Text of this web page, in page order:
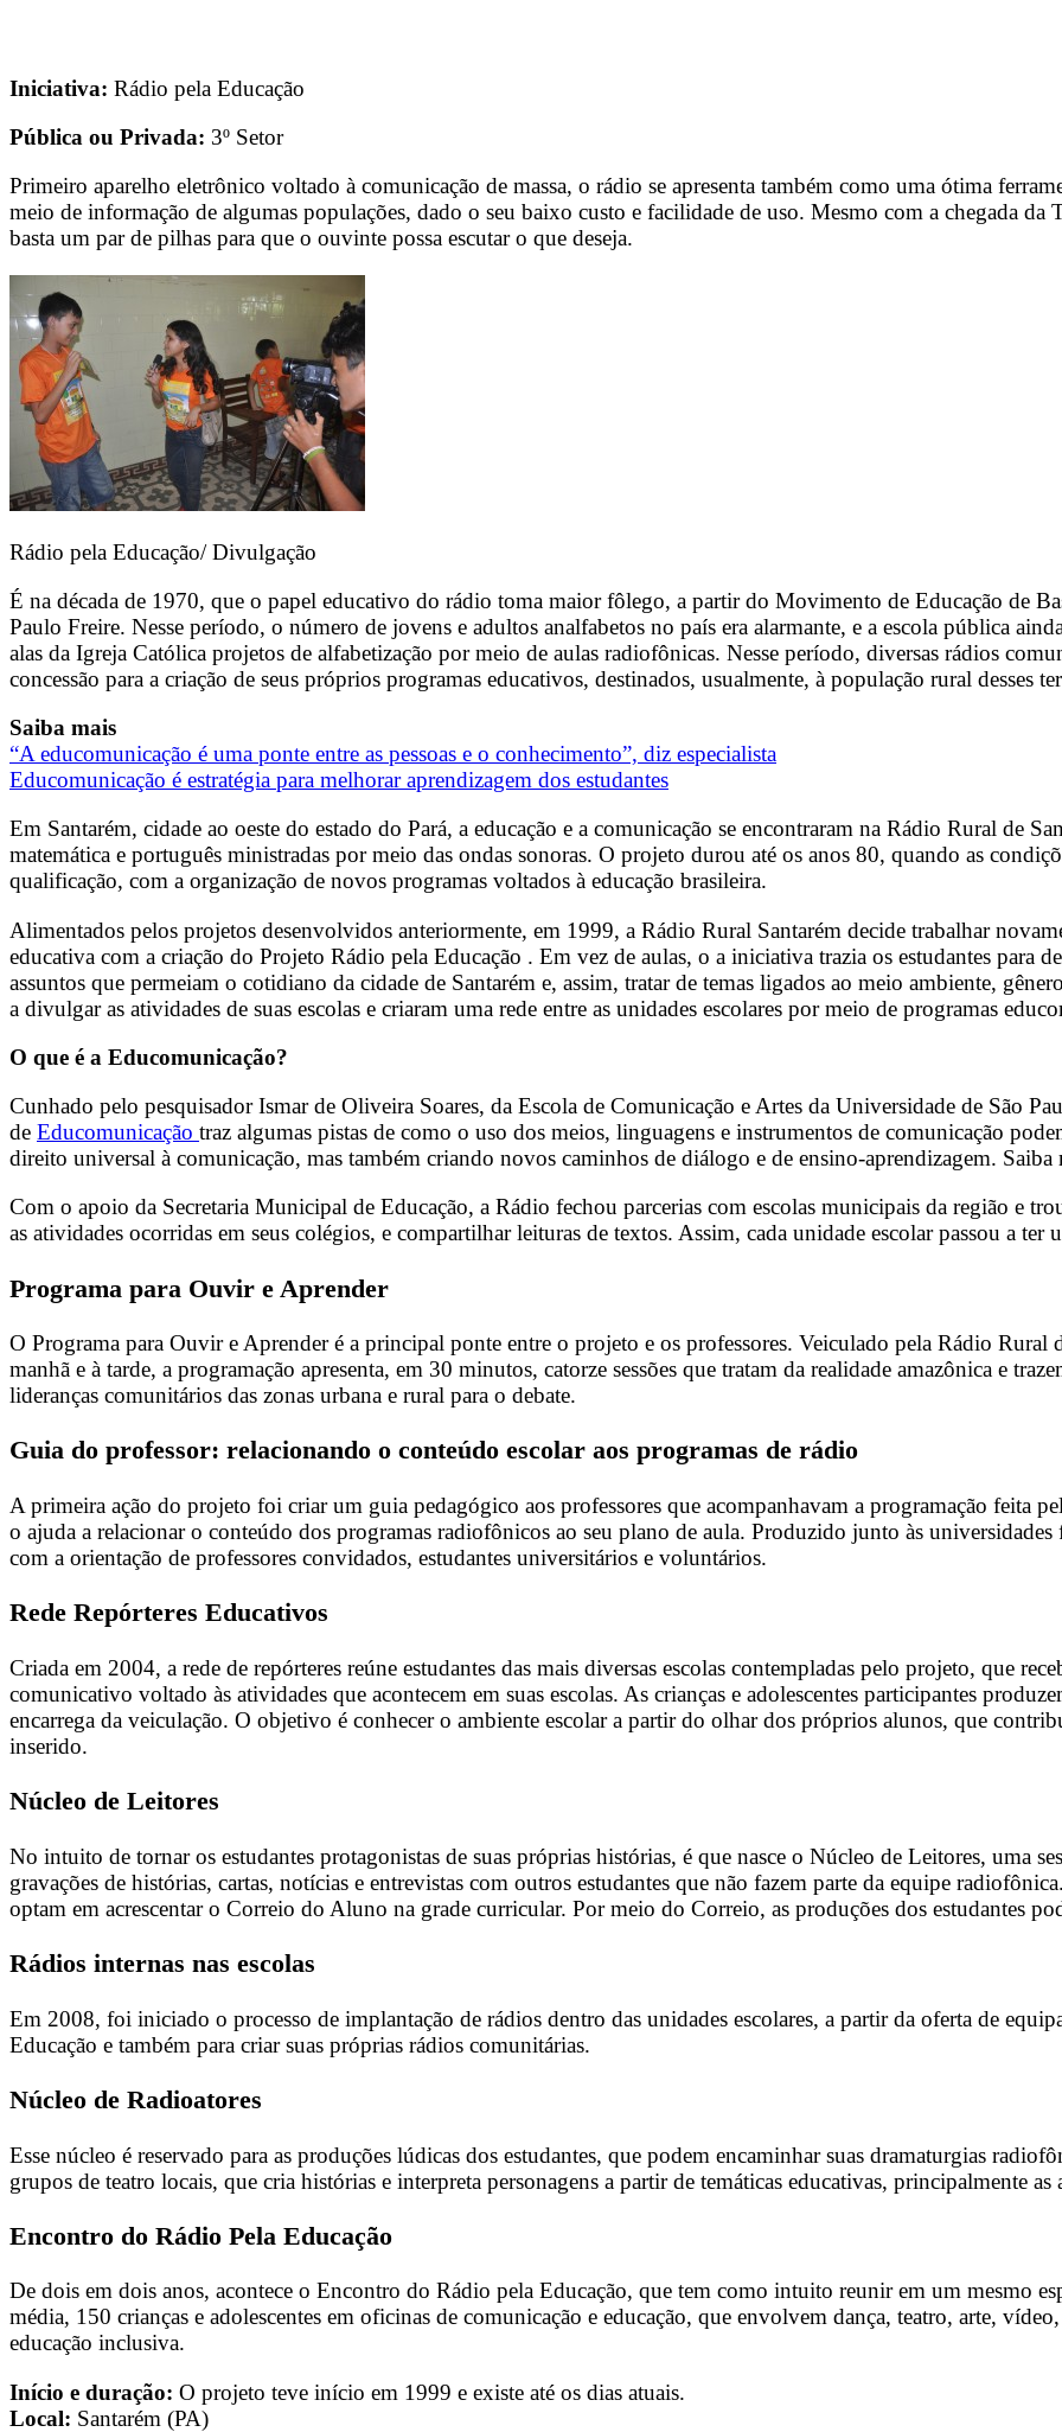
Iniciativa: Rádio pela Educação
Pública ou Privada: 3º Setor
Primeiro aparelho eletrônico voltado à comunicação de massa, o rádio se apresenta também como uma ótima
meio de informação de algumas populações, dado o seu baixo custo e facilidade de uso. Mesmo com a chegada da
basta um par de pilhas para que o ouvinte possa escutar o que deseja.
Rádio pela Educação/ Divulgação
É na década de 1970, que o papel educativo do rádio toma maior fôlego, a partir do Movimento de Educação de
Paulo Freire. Nesse período, o número de jovens e adultos analfabetos no país era alarmante, e a escola pública
alas da Igreja Católica projetos de alfabetização por meio de aulas radiofônicas. Nesse período, diversas rádios
concessão para a criação de seus próprios programas educativos, destinados, usualmente, à população rural desses
Saiba mais
“A educomunicação é uma ponte entre as pessoas e o conhecimento”, diz especialista
Educomunicação é estratégia para melhorar aprendizagem dos estudantes
Em Santarém, cidade ao oeste do estado do Pará, a educação e a comunicação se encontraram na Rádio Rural de
matemática e português ministradas por meio das ondas sonoras. O projeto durou até os anos 80, quando as
qualificação, com a organização de novos programas voltados à educação brasileira.
Alimentados pelos projetos desenvolvidos anteriormente, em 1999, a Rádio Rural Santarém decide trabalhar
educativa com a criação do Projeto Rádio pela Educação . Em vez de aulas, o a iniciativa trazia os estudantes para
assuntos que permeiam o cotidiano da cidade de Santarém e, assim, tratar de temas ligados ao meio ambiente,
a divulgar as atividades de suas escolas e criaram uma rede entre as unidades escolares por meio de programas
O que é a Educomunicação?
Cunhado pelo pesquisador Ismar de Oliveira Soares, da Escola de Comunicação e Artes da Universidade de São
de Educomunicação traz algumas pistas de como o uso dos meios, linguagens e instrumentos de comunicação
direito universal à comunicação, mas também criando novos caminhos de diálogo e de ensino-aprendizagem.
Com o apoio da Secretaria Municipal de Educação, a Rádio fechou parcerias com escolas municipais da região e
as atividades ocorridas em seus colégios, e compartilhar leituras de textos. Assim, cada unidade escolar passou a ter
Programa para Ouvir e Aprender
O Programa para Ouvir e Aprender é a principal ponte entre o projeto e os professores. Veiculado pela Rádio Rural
manhã e à tarde, a programação apresenta, em 30 minutos, catorze sessões que tratam da realidade amazônica e
lideranças comunitários das zonas urbana e rural para o debate.
Guia do professor: relacionando o conteúdo escolar aos programas de rádio
A primeira ação do projeto foi criar um guia pedagógico aos professores que acompanhavam a programação feita
o ajuda a relacionar o conteúdo dos programas radiofônicos ao seu plano de aula. Produzido junto às
com a orientação de professores convidados, estudantes universitários e voluntários.
Rede Repórteres Educativos
Criada em 2004, a rede de repórteres reúne estudantes das mais diversas escolas contempladas pelo projeto, que
comunicativo voltado às atividades que acontecem em suas escolas. As crianças e adolescentes participantes
encarrega da veiculação. O objetivo é conhecer o ambiente escolar a partir do olhar dos próprios alunos, que
inserido.
Núcleo de Leitores
No intuito de tornar os estudantes protagonistas de suas próprias histórias, é que nasce o Núcleo de Leitores, uma
gravações de histórias, cartas, notícias e entrevistas com outros estudantes que não fazem parte da equipe
optam em acrescentar o Correio do Aluno na grade curricular. Por meio do Correio, as produções dos estudantes
Rádios internas nas escolas
Em 2008, foi iniciado o processo de implantação de rádios dentro das unidades escolares, a partir da oferta de
Educação e também para criar suas próprias rádios comunitárias.
Núcleo de Radioatores
Esse núcleo é reservado para as produções lúdicas dos estudantes, que podem encaminhar suas dramaturgias
grupos de teatro locais, que cria histórias e interpreta personagens a partir de temáticas educativas, principalmente as
Encontro do Rádio Pela Educação
De dois em dois anos, acontece o Encontro do Rádio pela Educação, que tem como intuito reunir em um mesmo
média, 150 crianças e adolescentes em oficinas de comunicação e educação, que envolvem dança, teatro, arte,
educação inclusiva.
Início e duração: O projeto teve início em 1999 e existe até os dias atuais.
Local: Santarém (PA)